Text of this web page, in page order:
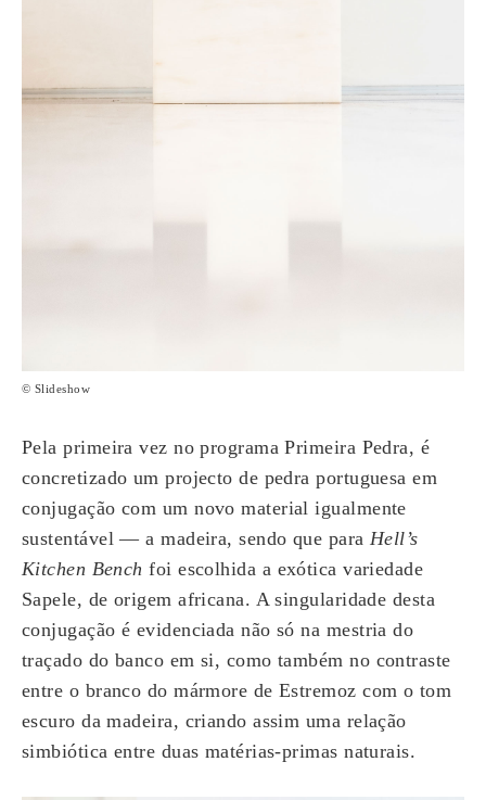
© Slideshow
Pela primeira vez no programa Primeira Pedra, é
concretizado um projecto de pedra portuguesa em
conjugação com um novo material igualmente
sustentável — a madeira, sendo que para Hell’s
Kitchen Bench foi escolhida a exótica variedade
Sapele, de origem africana. A singularidade desta
conjugação é evidenciada não só na mestria do
traçado do banco em si, como também no contraste
entre o branco do mármore de Estremoz com o tom
escuro da madeira, criando assim uma relação
simbiótica entre duas matérias-primas naturais.